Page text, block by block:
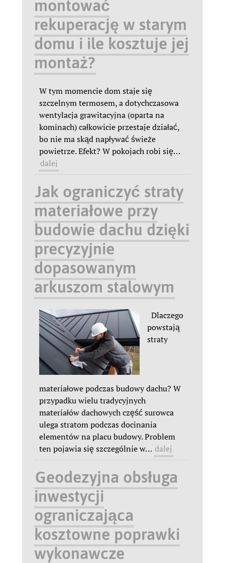
montować
rekuperację w starym
domu i ile kosztuje jej
montaż?
W tym momencie dom staje się
szczelnym termosem, a dotychczasowa
wentylacja grawitacyjna (oparta na
kominach) całkowicie przestaje działać,
bo nie ma skąd napływać świeże
powietrze. Efekt? W pokojach robi się…
dalej
Jak ograniczyć straty
materiałowe przy
budowie dachu dzięki
precyzyjnie
dopasowanym
arkuszom stalowym
Dlaczego
powstają
straty
materiałowe podczas budowy dachu? W
przypadku wielu tradycyjnych
materiałów dachowych część surowca
ulega stratom podczas docinania
elementów na placu budowy. Problem
ten pojawia się szczególnie w… dalej
Geodezyjna obsługa
inwestycji
ograniczająca
kosztowne poprawki
wykonawcze